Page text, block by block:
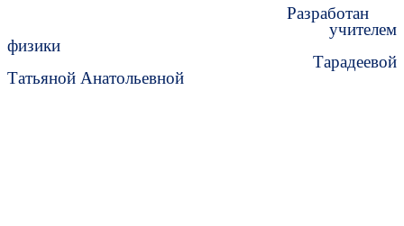
Разработан
учителем
физики
Тарадеевой
Татьяной Анатольевной